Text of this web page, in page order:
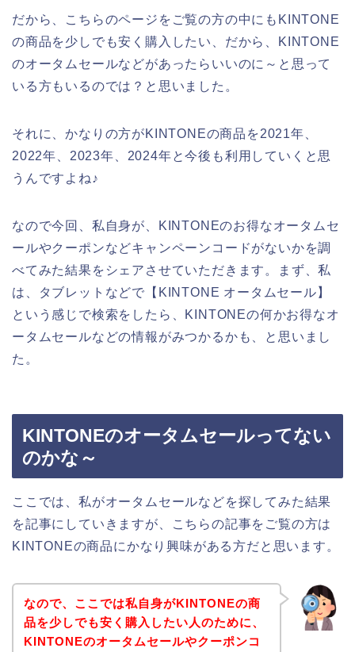
だから、こちらのページをご覧の方の中にもKINTONE
の商品を少しでも安く購入したい、だから、KINTONE
のオータムセールなどがあったらいいのに～と思って
いる方もいるのでは？と思いました。
それに、かなりの方がKINTONEの商品を2021年、
2022年、2023年、2024年と今後も利用していくと思
うんですよね♪
なので今回、私自身が、KINTONEのお得なオータムセ
ールやクーポンなどキャンペーンコードがないかを調
べてみた結果をシェアさせていただきます。まず、私
は、タブレットなどで【KINTONE オータムセール】
という感じで検索をしたら、KINTONEの何かお得なオ
ータムセールなどの情報がみつかるかも、と思いまし
た。
KINTONEのオータムセールってない
のかな～
ここでは、私がオータムセールなどを探してみた結果
を記事にしていきますが、こちらの記事をご覧の方は
KINTONEの商品にかなり興味がある方だと思います。
なので、ここでは私自身がKINTONEの商
品を少しでも安く購入したい人のために、
KINTONEのオータムセールやクーポンコ